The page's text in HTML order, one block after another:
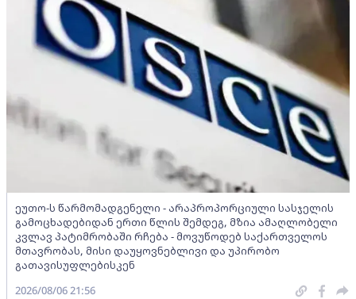
ეუთო-ს წარმომადგენელი - არაპროპორციული სასჯელის
გამოცხადებიდან ერთი წლის შემდეგ, მზია ამაღლობელი
კვლავ პატიმრობაში რჩება - მოვუწოდებ საქართველოს
მთავრობას, მისი დაუყოვნებლივი და უპირობო
გათავისუფლებისკენ
2026/08/06 21:56